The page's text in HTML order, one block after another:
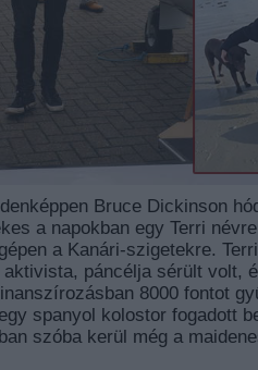
Bruce Dickinson
a napokban egy Terri
a Kanári-szigetekre.
páncélja sérült volt,
8000 fontot
spanyol kolostor fogadott
szóba kerül még a